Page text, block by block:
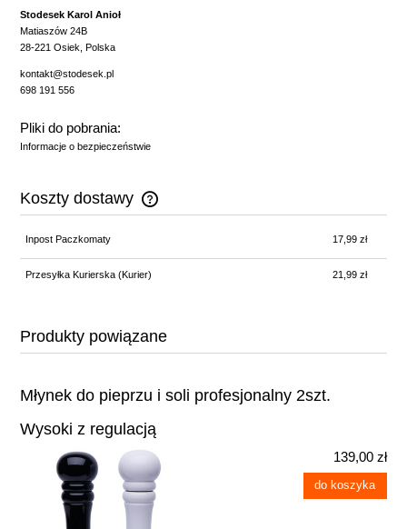
Stodesek Karol Anioł
Matiaszów 24B
28-221 Osiek, Polska
kontakt@stodesek.pl
698 191 556
Pliki do pobrania:
Informacje o bezpieczeństwie
Koszty dostawy
Cena nie zawiera ewentualnych kosztów płatności
Inpost Paczkomaty 17,99 zł
Przesyłka Kurierska (Kurier) 21,99 zł
Produkty powiązane
Młynek do pieprzu i soli profesjonalny 2szt.
Wysoki z regulacją
139,00 zł
do koszyka